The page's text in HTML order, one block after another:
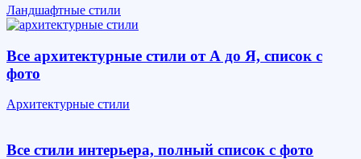
Ландшафтные стили
Все архитектурные стили от А до Я, список с
фото
Архитектурные стили
Все стили интерьера, полный список с фото